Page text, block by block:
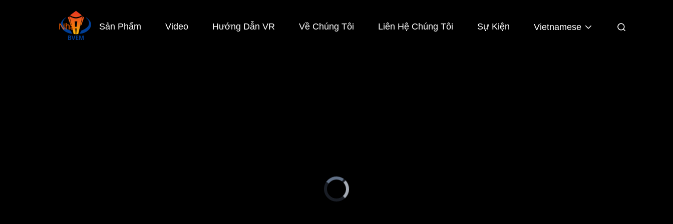
Nhà Sản Phẩm Video Hướng Dẫn VR Về Chúng Tôi Liên Hệ Chúng Tôi Sự Kiện Vietnamese
Video
Player
is
loading.